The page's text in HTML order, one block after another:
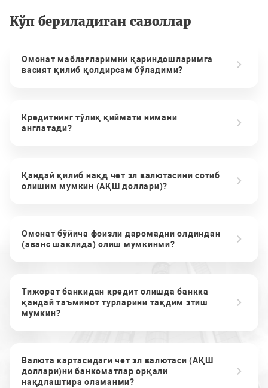
Кўп бериладиган саволлар
Омонат маблағларимни қариндошларимга
васият қилиб қолдирсам бўладими?
Кредитнинг тўлиқ қиймати нимани
англатади?
Қандай қилиб нақд чет эл валютасини сотиб
олишим мумкин (АҚШ доллари)?
Омонат бўйича фоизли даромадни олдиндан
(аванс шаклида) олиш мумкинми?
Тижорат банкидан кредит олишда банкка
қандай таъминот турларини тақдим этиш
мумкин?
Валюта картасидаги чет эл валютаси (АҚШ
доллари)ни банкоматлар орқали
нақдлаштира оламанми?